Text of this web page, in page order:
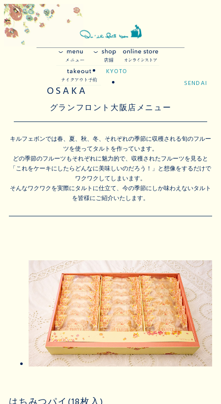
KYOTO
SENDAI
OSAKA
グランフロント大阪店メニュー
キルフェボンでは春、夏、秋、冬、それぞれの季節に収穫される旬のフルー
ツを使ってタルトを作っています。
どの季節のフルーツもそれぞれに魅力的で、収穫されたフルーツを見ると
「これをケーキにしたらどんなに美味しいのだろう！」と想像をするだけで
ワクワクしてしまいます。
そんなワクワクを実際にタルトに仕立て、今の季節にしか味わえないタルト
を皆様にご紹介いたします。